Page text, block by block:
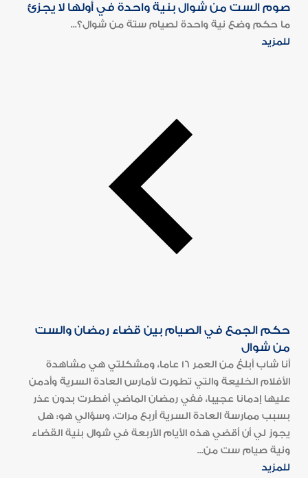
صوم الست من شوال بنية واحدة في أولها لا يجزئ
ما حكم وضع نية واحدة لصيام ستة من شوال؟...
للمزيد
حكم الجمع في الصيام بين قضاء رمضان والست
من شوال
أنا شاب أبلغ من العمر 16 عاما، ومشكلتي هي مشاهدة
الأفلام الخليعة والتي تطورت لأمارس العادة السرية وأدمن
عليها إدمانا عجيبا، ففي رمضان الماضي أفطرت بدون عذر
بسبب ممارسة العادة السرية أربع مرات، وسؤالي هو: هل
يجوز لي أن أقضي هذه الأيام الأربعة في شوال بنية القضاء
ونية صيام ست من...
للمزيد